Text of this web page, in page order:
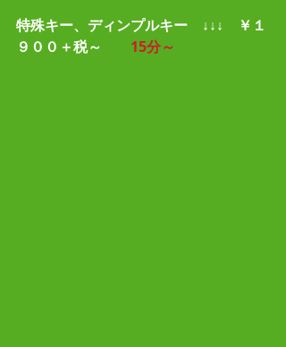
特殊キー、ディンプルキー　↓↓↓　￥１
９００＋税～ 15分～